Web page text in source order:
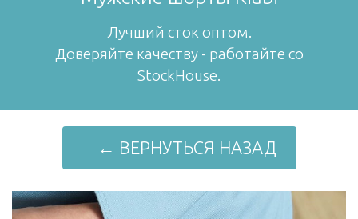
Лучший сток оптом.
Доверяйте качеству - работайте со
StockHouse.
← ВЕРНУТЬСЯ НАЗАД